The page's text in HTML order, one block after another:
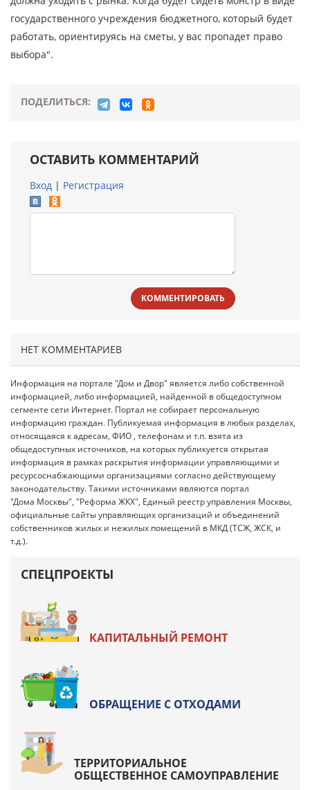
государственного учреждения бюджетного, который будет
работать, ориентируясь на сметы, у вас пропадет право
выбора".
ПОДЕЛИТЬСЯ:
ОСТАВИТЬ КОММЕНТАРИЙ
Вход | Регистрация
КОММЕНТИРОВАТЬ
НЕТ КОММЕНТАРИЕВ
Информация на портале "Дом и Двор" является либо собственной
информацией, либо информацией, найденной в общедоступном
сегменте сети Интернет. Портал не собирает персональную
информацию граждан. Публикуемая информация в любых разделах,
относящаяся к адресам, ФИО , телефонам и т.п. взята из
общедоступных источников, на которых публикуется открытая
информация в рамках раскрытия информации управляющими и
ресурсоснабжающими организациями согласно действующему
законодательству. Такими источниками являются портал
"Дома Москвы", "Реформа ЖКХ", Единый реестр управления Москвы,
официальные сайты управляющих организаций и объединений
собственников жилых и нежилых помещений в МКД (ТСЖ, ЖСК, и
т.д.).
СПЕЦПРОЕКТЫ
КАПИТАЛЬНЫЙ РЕМОНТ
ОБРАЩЕНИЕ С ОТХОДАМИ
ТЕРРИТОРИАЛЬНОЕ
ОБЩЕСТВЕННОЕ САМОУПРАВЛЕНИЕ